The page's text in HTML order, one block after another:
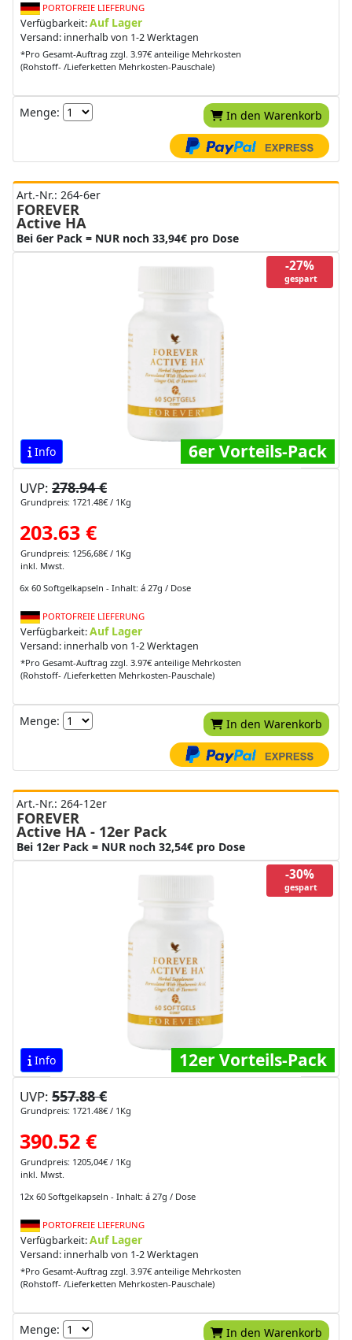
PORTOFREIE LIEFERUNG
Verfügbarkeit:Auf Lager
Versand: innerhalb von 1-2 Werktagen
*Pro Gesamt-Auftrag zzgl. 3.97€ anteilige Mehrkosten
(Rohstoff- /Lieferketten Mehrkosten-Pauschale)
Menge: In den Warenkorb
Art.-Nr.: 264-6er
FOREVER
Active HA
Bei 6er Pack = NUR noch 33,94€ pro Dose
-27%
gespart
Info 6er Vorteils-Pack
UVP: 278.94 €
Grundpreis: 1721.48€ / 1Kg
203.63 €
Grundpreis: 1256,68€ / 1Kg
inkl. Mwst.
6x 60 Softgelkapseln - Inhalt: á 27g / Dose
PORTOFREIE LIEFERUNG
Verfügbarkeit:Auf Lager
Versand: innerhalb von 1-2 Werktagen
*Pro Gesamt-Auftrag zzgl. 3.97€ anteilige Mehrkosten
(Rohstoff- /Lieferketten Mehrkosten-Pauschale)
Menge: In den Warenkorb
Art.-Nr.: 264-12er
FOREVER
Active HA - 12er Pack
Bei 12er Pack = NUR noch 32,54€ pro Dose
-30%
gespart
Info 12er Vorteils-Pack
UVP: 557.88 €
Grundpreis: 1721.48€ / 1Kg
390.52 €
Grundpreis: 1205,04€ / 1Kg
inkl. Mwst.
12x 60 Softgelkapseln - Inhalt: á 27g / Dose
PORTOFREIE LIEFERUNG
Verfügbarkeit:Auf Lager
Versand: innerhalb von 1-2 Werktagen
*Pro Gesamt-Auftrag zzgl. 3.97€ anteilige Mehrkosten
(Rohstoff- /Lieferketten Mehrkosten-Pauschale)
Menge: In den Warenkorb